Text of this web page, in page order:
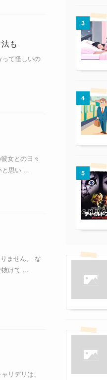
も
て怪しいの
女との日々
と思い ...
ません。 な
けて ...
リデリは、
3
4
5